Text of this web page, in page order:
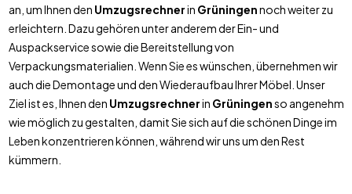
an, um Ihnen den Umzugsrechnerin Grüningennoch weiter zu
erleichtern. Dazu gehören unter anderem der Ein- und
Auspackservice sowie die Bereitstellung von
Verpackungsmaterialien. Wenn Sie es wünschen, übernehmen wir
auch die Demontage und den Wiederaufbau Ihrer Möbel. Unser
Ziel ist es, Ihnen den Umzugsrechnerin Grüningenso angenehm
wie möglich zu gestalten, damit Sie sich auf die schönen Dinge im
Leben konzentrieren können, während wir uns um den Rest
kümmern.